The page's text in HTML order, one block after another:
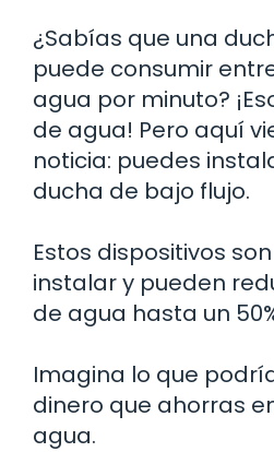
¿Sabías que una
puede consumir
agua por minuto?
de agua! Pero aquí
noticia: puedes
ducha de bajo flujo.
Estos dispositivos
instalar y pueden
de agua hasta un
Imagina lo que
dinero que ahorras
agua.